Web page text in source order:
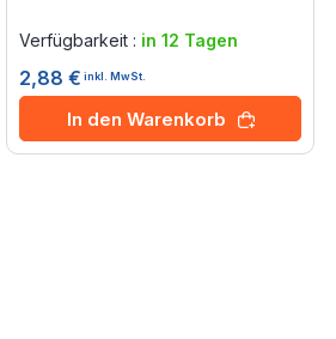
Verfügbarkeit : in 12 Tagen
2,88 € inkl. MwSt.
In den Warenkorb